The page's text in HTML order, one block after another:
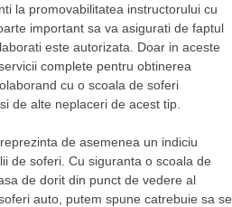
la promovabilitatea instructorului cu
important sa va asigurati de faptul
este autorizata. Doar in aceste
complete pentru obtinerea
cu o scoala de soferi
de alte neplaceri de acest tip.
de asemenea un indiciu
de soferi. Cu siguranta o scoala de
de dorit din punct de vedere al
auto, putem spune catrebuie sa se